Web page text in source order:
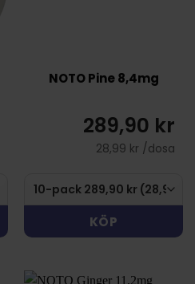
NOTO Pine 8,4mg
289,90 kr
28,99 kr /dosa
KÖP